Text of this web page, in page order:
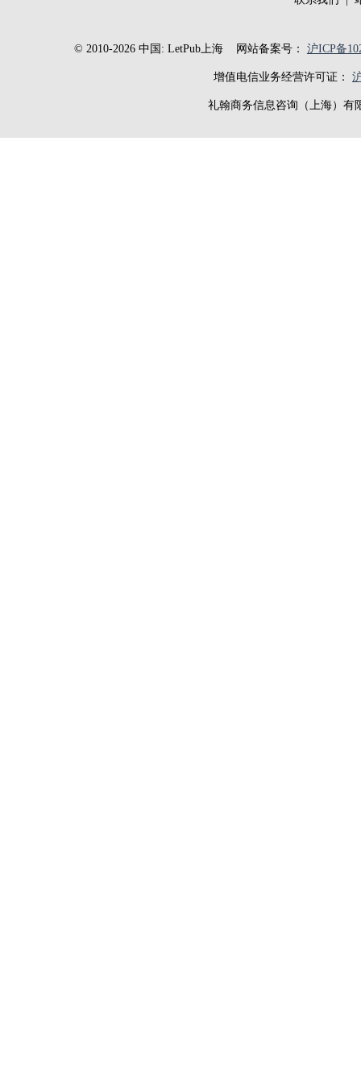
© 2010-2026 中国: LetPub上海网站备案号： 沪ICP备
增值电信业务经营许可证：
礼翰商务信息咨询（上海）